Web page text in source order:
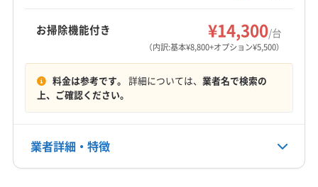
(宮崎県) 日南市
8:00〜20:00
定休日
電話番号
お掃除機能付き ¥14,300/台
（内訳:基本¥8,800+オプション¥5,500）
料金は参考です。 詳細については、 業者名で検索の
上、ご確認ください。
業者詳細・特徴